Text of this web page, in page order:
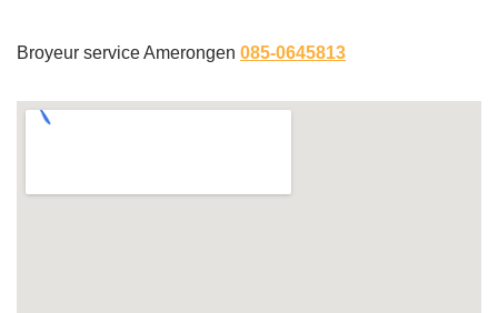
Broyeur service Amerongen 085-0645813